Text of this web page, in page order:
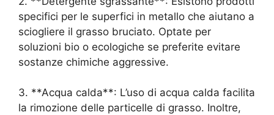
specifici per le superfici in metallo che aiutano a
sciogliere il grasso bruciato. Optate per
soluzioni bio o ecologiche se preferite evitare
sostanze chimiche aggressive.
3. **Acqua calda**: L’uso di acqua calda facilita
la rimozione delle particelle di grasso. Inoltre,